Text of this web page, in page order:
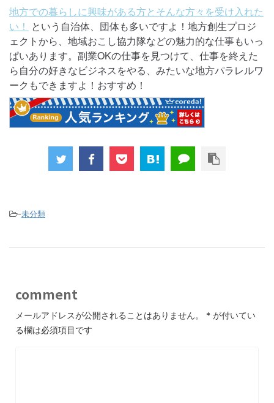
地方での暮らしに興味がある方とそんな方々を受け入れた
い！
という自治体、団体も多いですよ！地方創生プロジ
ェクトから、地域おこし協力隊などの魅力的な仕事もいっ
ぱいあります。副業OKの仕事を見つけて、仕事を終えた
ら自分の好きなビジネスをやる、みたいな地方パラレルワ
ークもできますよ！おすすめ！
-未分類
comment
メールアドレスが公開されることはありません。 * が付いてい
る欄は必須項目です